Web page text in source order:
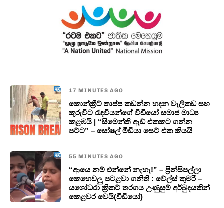
17 MINUTES AGO
කොන්ක්‍රීට් තාප්ප කඩන්න හදන වැලිකඩ සහ
කුරුවිට රැඳවියන්ගේ වීඩියෝ සමාජ මාධ්‍ය
කළඹයි | “සිමෙන්ති ඇඩ් එකකට ගන්න
පට්ට” – සෝෂල් මීඩියා සෙට් එක කියයි
55 MINUTES AGO
“ආයෙ නම් එන්නේ නැහැ!” – ප්‍රින්සිපල්ලා
කෙහෙවලු පටළවා ගනිති : වේල්ස් කුමරි –
යශෝධරා ක්‍රිකට් තරගය උණුසුම් අර්බුදයකින්
කෙළවර වෙයි(වීඩියෝ)